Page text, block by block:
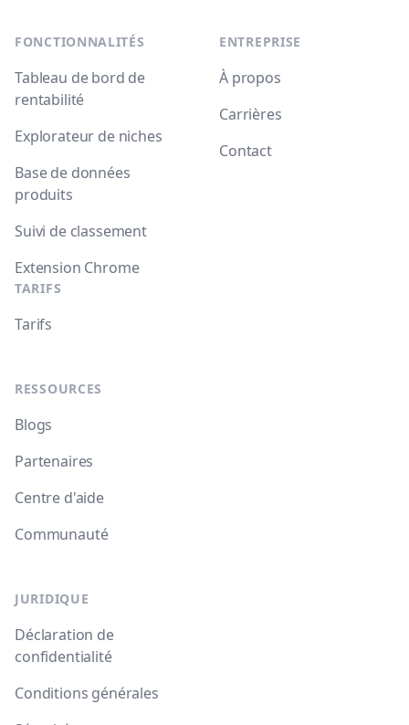
FONCTIONNALITÉS
Tableau de bord de
rentabilité
Explorateur de niches
Base de données
produits
Suivi de classement
Extension Chrome
TARIFS
Tarifs
RESSOURCES
Blogs
Partenaires
Centre d'aide
Communauté
JURIDIQUE
Déclaration de
confidentialité
Conditions générales
ENTREPRISE
À propos
Carrières
Contact